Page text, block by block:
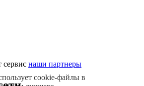
наши партнеры
cookie-файлы в